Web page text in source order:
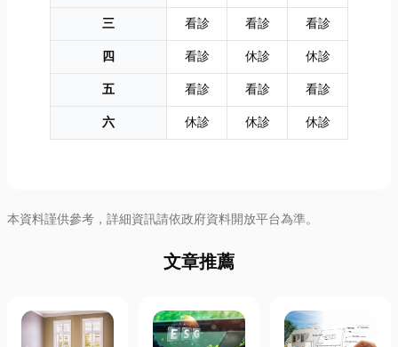
三
看診 看診
看診
四
看診 休診
休診
五
看診 看診
看診
六
休診 休診 休診
本資料謹供參考，詳細資訊請依政府資料開放平台為準。
文章推薦